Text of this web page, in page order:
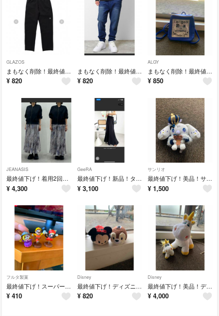
GLAZOS
まもなく削除！最終値下げ！グラソス カラーツイルダブルニーパンツ
¥ 820
まもなく削除！最終値下げ！ラットエフェクト デニムサルエルパンツ
¥ 820
ALGY
まもなく削除！最終値下げ！ALGY リュック
¥ 850
JEANASIS
最終値下げ！着用2回！美品！ジーナシス フレアスカート
¥ 4,300
GeeRA
最終値下げ！新品！タグ付き！ジーラ マーメイドフレアロングスカート
¥ 3,100
サンリオ
最終値下げ！美品！サンリオピューロランド シナモンぬいぐるみ
¥ 1,500
フルタ製菓
最終値下げ！スーパーマリオ チョコエッグ
¥ 410
Disney
最終値下げ！ディズニーツムツムぬいぐるみ
¥ 820
Disney
最終値下げ！美品！ディズニーランド バターカップぬいぐるみセット
¥ 4,000